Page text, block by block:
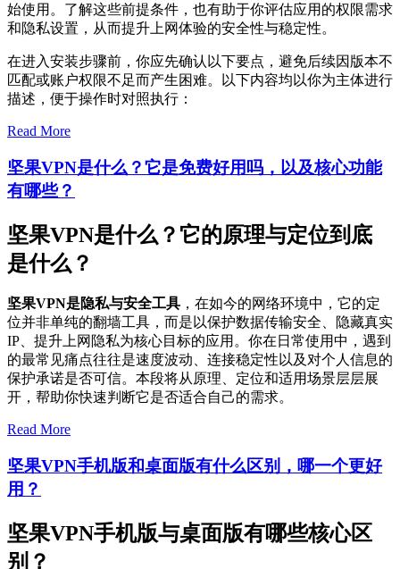
始使用。了解这些前提条件，也有助于你评估应用的权限需求
和隐私设置，从而提升上网体验的安全性与稳定性。
在进入安装步骤前，你应先确认以下要点，避免后续因版本不
匹配或账户权限不足而产生困难。以下内容均以你为主体进行
描述，便于操作时对照执行：
Read More
坚果VPN是什么？它是免费好用吗，以及核心功能
有哪些？
坚果VPN是什么？它的原理与定位到底
是什么？
坚果VPN是隐私与安全工具 ，在如今的网络环境中，它的定
位并非单纯的翻墙工具，而是以保护数据传输安全、隐藏真实
IP、提升上网隐私为核心目标的应用。你在日常使用中，遇到
的最常见痛点往往是速度波动、连接稳定性以及对个人信息的
保护承诺是否可信。本段将从原理、定位和适用场景层层展
开，帮助你快速判断它是否适合自己的需求。
Read More
坚果VPN手机版和桌面版有什么区别，哪一个更好
用？
坚果VPN手机版与桌面版有哪些核心区
别？